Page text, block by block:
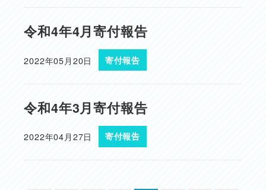
令和4年4月寄付報告
投稿日
2022年05月20日 寄付報告
令和4年3月寄付報告
投稿日
2022年04月27日 寄付報告